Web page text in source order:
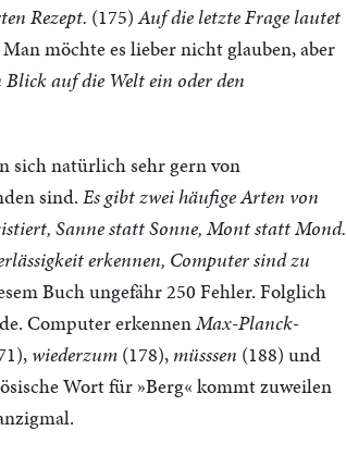
Rezept. (175)Auf die letzte Frage lautet
möchte es lieber nicht glauben, aber
auf die Welt ein oder den
sich natürlich sehr gern von
sind. Es gibt zwei häufige Arten von
Sanne statt Sonne, Mont statt Mond.
erkennen, Computer sind zu
Buch ungefähr 250 Fehler. Folglich
Computer erkennenMax-Planck-
wiederzum (178), müsssen (188) und
Wort für »Berg« kommt zuweilen